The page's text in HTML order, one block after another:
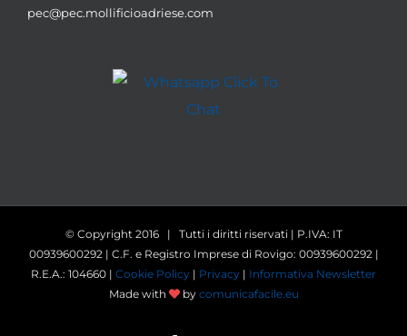
pec@pec.mollificioadriese.com
© Copyright 2016 | Tutti i diritti riservati | P.IVA: IT
00939600292 | C.F. e Registro Imprese di Rovigo: 00939600292 |
R.E.A.: 104660 | Cookie Policy | Privacy | Informativa Newsletter
Made with
by comunicafacile.eu